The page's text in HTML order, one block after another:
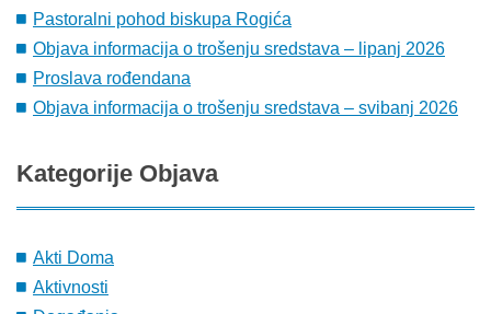
Pastoralni pohod biskupa Rogića
Objava informacija o trošenju sredstava – lipanj 2026
Proslava rođendana
Objava informacija o trošenju sredstava – svibanj 2026
Kategorije Objava
Akti Doma
Aktivnosti